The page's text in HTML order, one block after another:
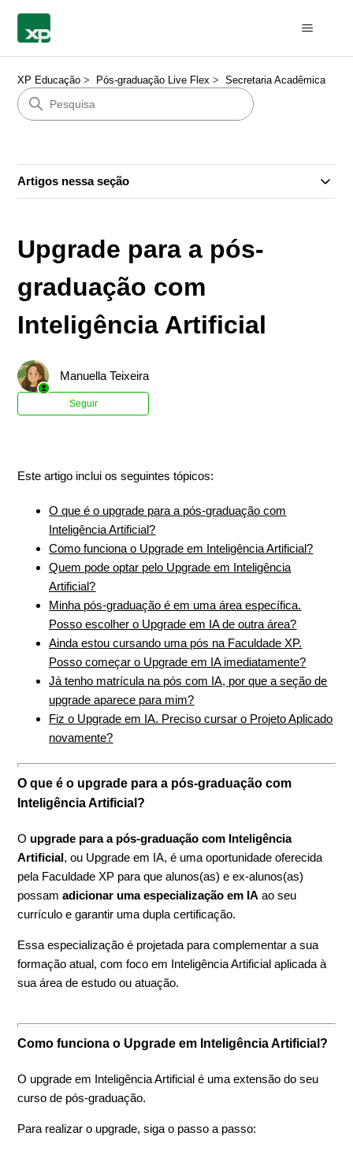
XP Educação Pós-graduação Live Flex Secretaria Acadêmica
Artigos nessa seção
Upgrade para a pós-
graduação com
Inteligência Artificial
Manuella Teixeira
Seguir
Este artigo inclui os seguintes tópicos:
O que é o upgrade para a pós-graduação com
Inteligência Artificial?
Como funciona o Upgrade em Inteligência Artificial?
Quem pode optar pelo Upgrade em Inteligência
Artificial?
Minha pós-graduação é em uma área específica.
Posso escolher o Upgrade em IA de outra área?
Ainda estou cursando uma pós na Faculdade XP.
Posso começar o Upgrade em IA imediatamente?
Já tenho matrícula na pós com IA, por que a seção de
upgrade aparece para mim?
Fiz o Upgrade em IA. Preciso cursar o Projeto Aplicado
novamente?
O que é o upgrade para a pós-graduação com
Inteligência Artificial?
O upgrade para a pós-graduação com Inteligência
Artificial, ou Upgrade em IA, é uma oportunidade oferecida
pela Faculdade XP para que alunos(as) e ex-alunos(as)
possamadicionar uma especialização em IA ao seu
currículo e garantir uma dupla certificação.
Essa especialização é projetada para complementar a sua
formação atual, com foco em Inteligência Artificial aplicada à
sua área de estudo ou atuação.
Como funciona o Upgrade em Inteligência Artificial?
O upgrade em Inteligência Artificial é uma extensão do seu
curso de pós-graduação.
Para realizar o upgrade, siga o passo a passo: